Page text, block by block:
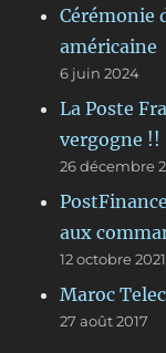
Cérémonie
américaine
6 juin 2024
La Poste
vergogne !!
26 décembre
aux
12 octobre 2021
Maroc
27 août 2017